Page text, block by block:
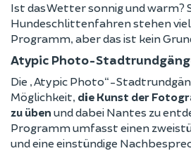
Ist das Wetter sonnig und warm?
Hundeschlittenfahren stehen
Programm, aber das ist kein
Atypic Photo-
Die „Atypic Photo“-
Möglichkeit, die Kunst der
zu üben und dabei Nantes zu
Programm umfasst einen
und eine einstündige